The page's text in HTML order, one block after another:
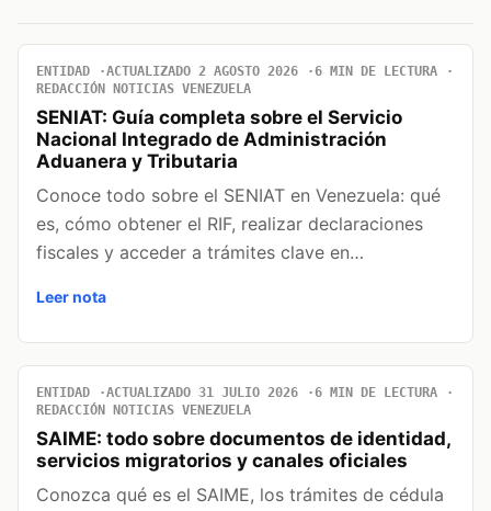
ENTIDAD ACTUALIZADO 2 AGOSTO 2026
6 MIN DE LECTURA
REDACCIÓN NOTICIAS VENEZUELA
SENIAT: Guía completa sobre el Servicio
Nacional Integrado de Administración
Aduanera y Tributaria
Conoce todo sobre el SENIAT en Venezuela: qué
es, cómo obtener el RIF, realizar declaraciones
fiscales y acceder a trámites clave en…
Leer nota
ENTIDAD ACTUALIZADO 31 JULIO 2026
6 MIN DE LECTURA
REDACCIÓN NOTICIAS VENEZUELA
SAIME: todo sobre documentos de identidad,
servicios migratorios y canales oficiales
Conozca qué es el SAIME, los trámites de cédula